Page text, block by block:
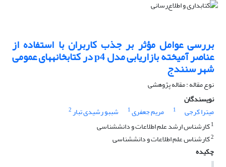
بررسی عوامل مؤثر بر جذب کاربران با استفاده از
عناصر آمیخته بازاریابی مدل p4 در کتابخانه‏های عمومی
شهر سنندج
نوع مقاله : مقاله پژوهشی
نویسندگان
میترا کرجی
1 مریم جعفری1 شببو رشیدی تبار2
1کارشناس ارشد علم اطلاعات و دانش‏شناسی
2کارشناس علم اطلاعات و دانش‏شناسی
چکیده